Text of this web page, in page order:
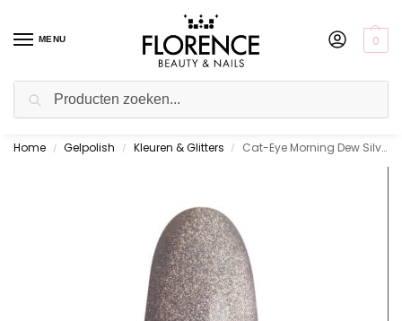
MENU 0
Gratis ophalen in de showroom
Home / Gelpolish / Kleuren & Glitters / Cat-Eye Morning Dew Silver 10 ml.